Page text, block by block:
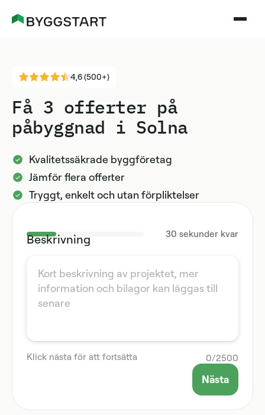
4,6 (500+)
Få 3 offerter på
påbyggnad i Solna
Kvalitetssäkrade byggföretag
Jämför flera offerter
Tryggt, enkelt och utan förpliktelser
30 sekunder kvar
Beskrivning
0/2500
Klick nästa för att fortsätta
Nästa